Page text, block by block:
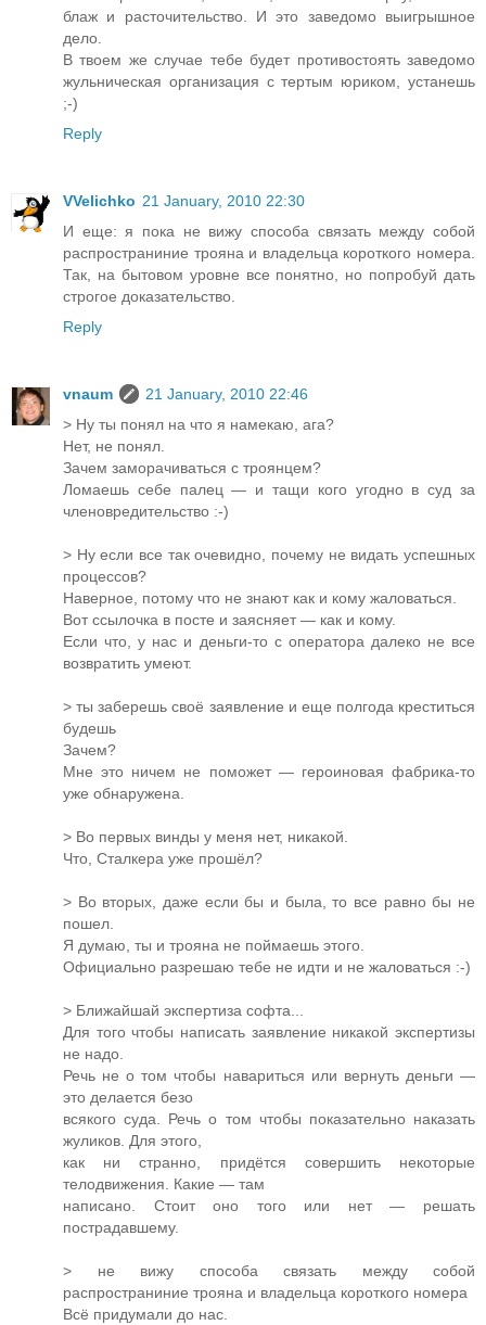
блаж и расточительство. И это заведомо выигрышное
дело.
В твоем же случае тебе будет противостоять заведомо
жульническая организация с тертым юриком, устанешь
;-)
Reply
VVelichko 21 January, 2010 22:30
И еще: я пока не вижу способа связать между собой
распространиние трояна и владельца короткого номера.
Так, на бытовом уровне все понятно, но попробуй дать
строгое доказательство.
Reply
vnaum
21 January, 2010 22:46
> Ну ты понял на что я намекаю, ага?
Нет, не понял.
Зачем заморачиваться с троянцем?
Ломаешь себе палец — и тащи кого угодно в суд за
членовредительство :-)
> Ну если все так очевидно, почему не видать успешных
процессов?
Наверное, потому что не знают как и кому жаловаться.
Вот ссылочка в посте и заясняет — как и кому.
Если что, у нас и деньги-то с оператора далеко не все
возвратить умеют.
> ты заберешь своё заявление и еще полгода креститься
будешь
Зачем?
Мне это ничем не поможет — героиновая фабрика-то
уже обнаружена.
> Во первых винды у меня нет, никакой.
Что, Сталкера уже прошёл?
> Во вторых, даже если бы и была, то все равно бы не
пошел.
Я думаю, ты и трояна не поймаешь этого.
Официально разрешаю тебе не идти и не жаловаться :-)
> Ближайшай экспертиза софта...
Для того чтобы написать заявление никакой экспертизы
не надо.
Речь не о том чтобы навариться или вернуть деньги —
это делается безо
всякого суда. Речь о том чтобы показательно наказать
жуликов. Для этого,
как ни странно, придётся совершить некоторые
телодвижения. Какие — там
написано. Стоит оно того или нет — решать
пострадавшему.
> не вижу способа связать между собой
распространиние трояна и владельца короткого номера
Всё придумали до нас.